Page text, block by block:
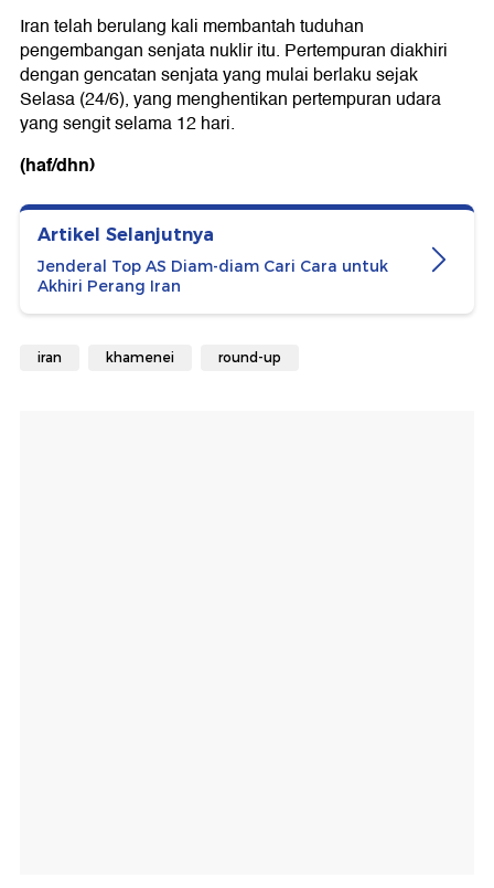
Iran telah berulang kali membantah tuduhan
pengembangan senjata nuklir itu. Pertempuran diakhiri
dengan gencatan senjata yang mulai berlaku sejak
Selasa (24/6), yang menghentikan pertempuran udara
yang sengit selama 12 hari.
(haf/dhn)
Artikel Selanjutnya
Jenderal Top AS Diam-diam Cari Cara untuk
Akhiri Perang Iran
iran khamenei round-up